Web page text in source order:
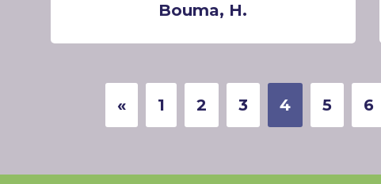
Bouma, H.
« 1 2 3 4 5 6